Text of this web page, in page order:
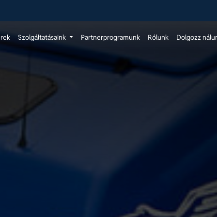
Szolgáltatásaink Partnerprogramunk Rólunk Dolgozz